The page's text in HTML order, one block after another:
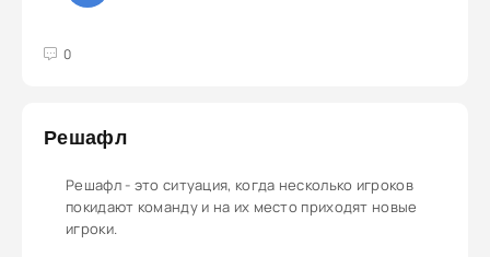
0
5
Решафл
Решафл - это ситуация, когда несколько игроков
покидают команду и на их место приходят новые
игроки.